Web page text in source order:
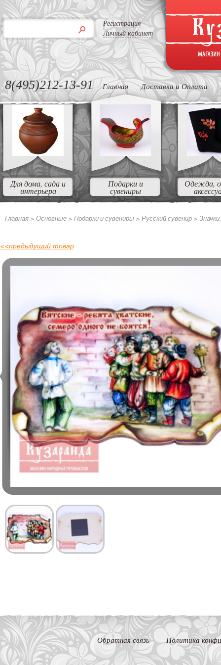
Регистрация
Личный кабинет
8(495)212-13-91 Главная Доставка и Оплата
Для дома, сада и
интерьера
Подарки и
сувениры
Одежда,
Главная > Основные > Подарки и сувениры > Русский сувенир >
<<предыдущий товар
Обратная связь Политика